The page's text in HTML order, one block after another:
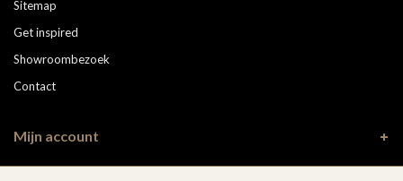
Sitemap
Get inspired
Showroombezoek
Contact
Mijn account